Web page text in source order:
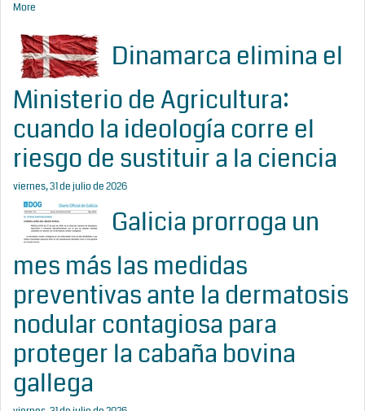
More
Dinamarca elimina el
Ministerio de Agricultura:
cuando la ideología corre el
riesgo de sustituir a la ciencia
viernes, 31 de julio de 2026
Galicia prorroga un
mes más las medidas
preventivas ante la dermatosis
nodular contagiosa para
proteger la cabaña bovina
gallega